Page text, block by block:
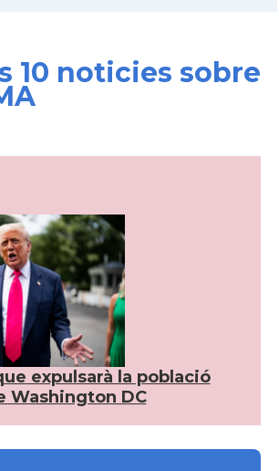
Catalans a CONNECTICUT
Catalans a DETROIT
Catalans a DURHAM, NC
Catalans a Hawaii
Catalans a Houston - Texas
10 noticies sobre
expulsarà la població
Washington DC